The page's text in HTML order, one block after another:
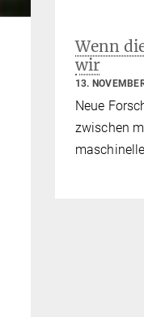
Wenn
wir
13.
Neue
zwischen